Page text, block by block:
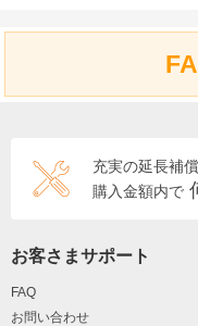
充実の延長補償
購入金額内で
お客さまサポート
FAQ
お問い合わせ